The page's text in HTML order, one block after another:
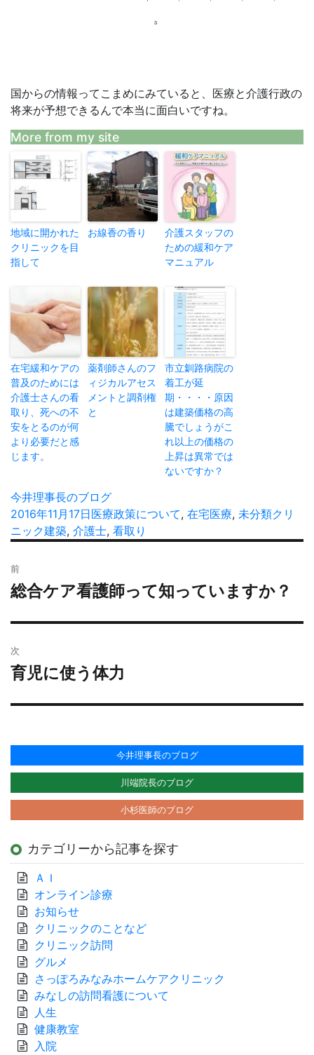
国からの情報ってこまめにみていると、医療と介護行政の
将来が予想できるんで本当に面白いですね。
More from my site
地域に開かれた
クリニックを目
指して
お線香の香り
介護スタッフの
ための緩和ケア
マニュアル
在宅緩和ケアの
普及のためには
介護士さんの看
取り、死への不
安をとるのが何
より必要だと感
じます。
薬剤師さんのフ
ィジカルアセス
メントと調剤権
と
市立釧路病院の
着工が延
期・・・・原因
は建築価格の高
騰でしょうがこ
れ以上の価格の
上昇は異常では
ないですか？
投
稿
者
今井理事長のブログ
投
稿
2016年11月17日カ
テ
ー
医療政策について, 在宅医療, 未分類タ
クリ
ニック建築, 介護士, 看取り
稿
ナ
ー
シ
ン
前
過
の
稿:
総合ケア看護師って知っていますか？
次
次
投
育児に使う体力
今井理事長のブログ
川端院長のブログ
小杉医師のブログ
カテゴリーから記事を探す
ＡＩ
オンライン診療
お知らせ
クリニックのことなど
クリニック訪問
グルメ
さっぽろみなみホームケアクリニック
みなしの訪問看護について
人生
健康教室
入院